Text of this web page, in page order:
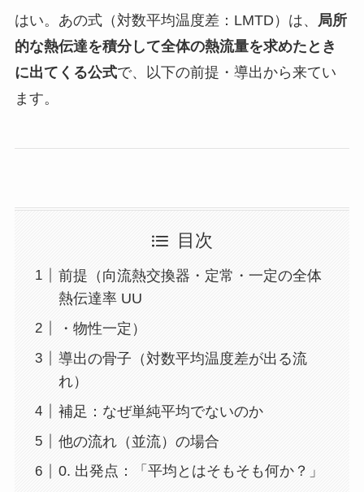
はい。あの式（対数平均温度差：LMTD）は、 局所
的な熱伝達を積分して全体の熱流量を求めたとき
に出てくる公式で、以下の前提・導出から来てい
ます。
目次
前提（向流熱交換器・定常・一定の全体
熱伝達率 UU
・物性一定）
導出の骨子（対数平均温度差が出る流
れ）
補足：なぜ単純平均でないのか
他の流れ（並流）の場合
0. 出発点：「平均とはそもそも何か？」